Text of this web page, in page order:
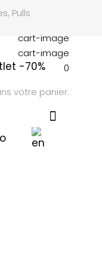
-70%
0
votre panier.
Pulls